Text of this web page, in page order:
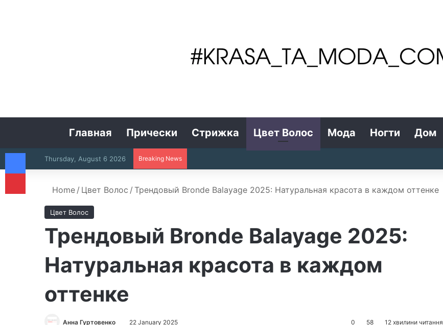
Главная Прически Стрижка Цвет Волос Мода Ногти Дом
Thursday, August 6 2026 Breaking News
Home / Цвет Волос / Трендовый Bronde Balayage 2025: Натуральная красота в каждом оттенке
Цвет Волос
Трендовый Bronde Balayage 2025:
Натуральная красота в каждом
оттенке
Анна Гуртовенко 22 January 2025 0 58 12 хвилини читання